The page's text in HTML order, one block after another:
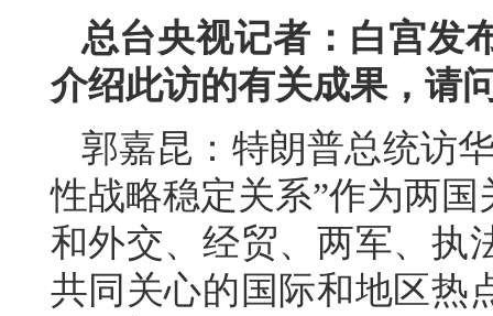
总台央视记者：白宫发
介绍此访的有关成果，请
郭嘉昆：特朗普总统访
性战略稳定关系”作为两
和外交、经贸、两军、执
共同关心的国际和地区热